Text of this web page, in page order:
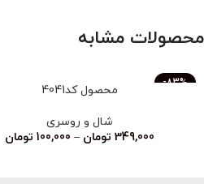
محصولات مشابه
-83%
محصول کد4041
شال و روسری
349,000 تومان –
100,000 تومان